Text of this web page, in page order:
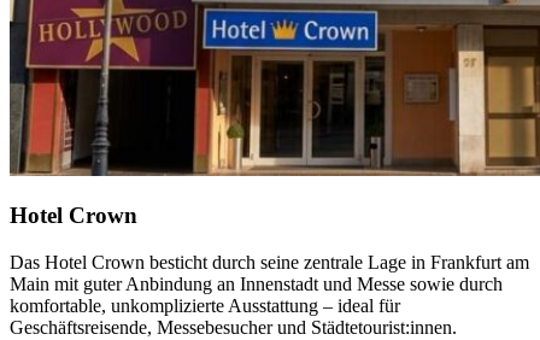
Hotel Crown
Das Hotel Crown besticht durch seine zentrale Lage in Frankfurt am
Main mit guter Anbindung an Innenstadt und Messe sowie durch
komfortable, unkomplizierte Ausstattung – ideal für
Geschäftsreisende, Messebesucher und Städtetourist:innen.